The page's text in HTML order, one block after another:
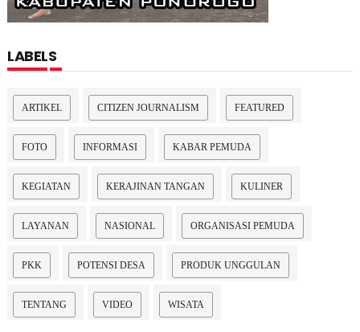
LABELS
ARTIKEL CITIZEN JOURNALISM FEATURED
FOTO INFORMASI KABAR PEMUDA
KEGIATAN KERAJINAN TANGAN KULINER
LAYANAN NASIONAL ORGANISASI PEMUDA
PKK POTENSI DESA PRODUK UNGGULAN
TENTANG VIDEO WISATA